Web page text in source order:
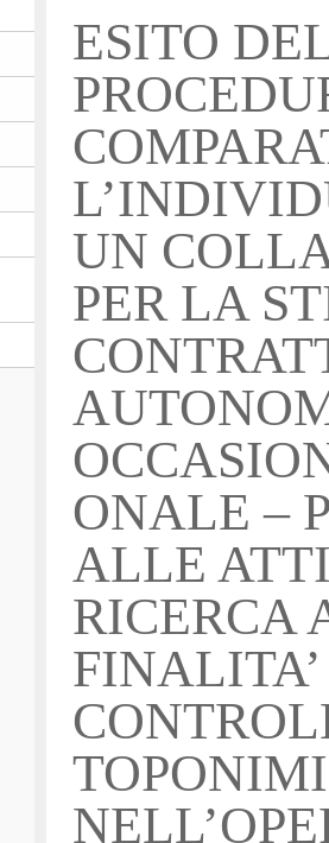
ESITO
UN
PER LA
ONALE –
ALLE
RICERCA